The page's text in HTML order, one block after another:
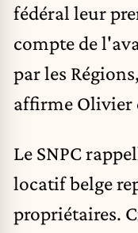
fédéral leur
compte de
par les
affirme Olivier
Le SNPC
locatif belge
propriétaires.